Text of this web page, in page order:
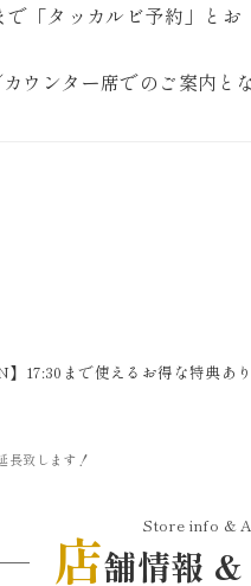
で「タッカルビ予約」とお
ウンター席でのご案内とな
】17:30まで使えるお得な特典あ
長致します！
Store info &
店舗情報 &